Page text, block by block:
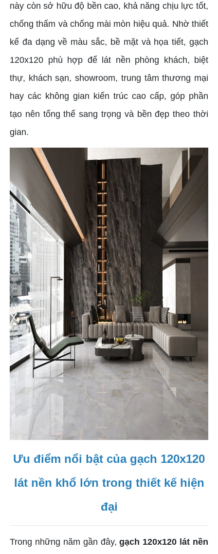
này còn sở hữu độ bền cao, khả năng chịu lực tốt,
chống thấm và chống mài mòn hiệu quả. Nhờ thiết
kế đa dạng về màu sắc, bề mặt và họa tiết, gạch
120x120 phù hợp để lát nền phòng khách, biệt
thự, khách sạn, showroom, trung tâm thương mại
hay các không gian kiến trúc cao cấp, góp phần
tạo nên tổng thể sang trọng và bền đẹp theo thời
gian.
Ưu điểm nổi bật của gạch 120x120
lát nền khổ lớn trong thiết kế hiện
đại
Trong những năm gần đây,gạch 120x120 lát nền